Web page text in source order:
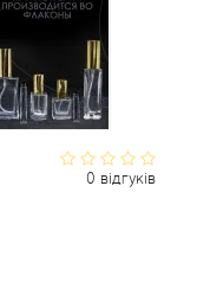
0 відгуків